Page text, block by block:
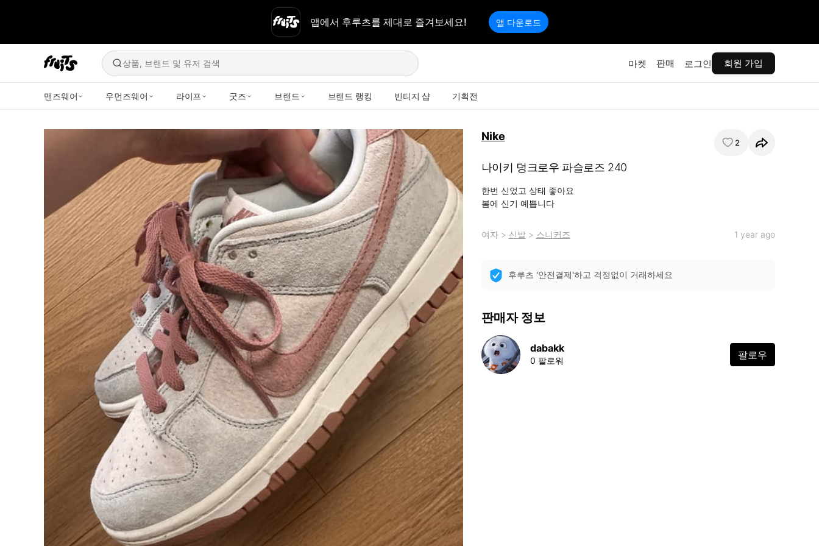
앱에서 후루츠를 제대로 즐겨보세요! 앱 다운로드
상품, 브랜드 및 유저 검색 마켓 판매 로그인 회원 가입
맨즈웨어 우먼즈웨어 라이프 굿즈 브랜드 브랜드 랭킹 빈티지 샵 기획전
Nike 2
나이키 덩크로우 파슬로즈 240
한번 신었고 상태 좋아요
봄에 신기 예쁩니다
여자> 신발> 스니커즈 1 year ago
후루츠 '안전결제'하고 걱정없이 거래하세요
판매자 정보
dabakk
0 팔로워 팔로우